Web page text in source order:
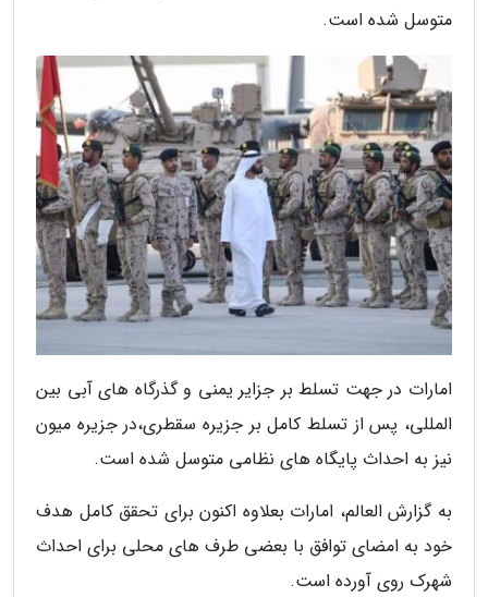
متوسل شده است.
امارات در جهت تسلط بر جزایر یمنی و گذرگاه های آبی بین
المللی، پس از تسلط کامل بر جزیره سقطری،در جزیره میون
نیز به احداث پایگاه های نظامی متوسل شده است.
به گزارش العالم، امارات بعلاوه اکنون برای تحقق کامل هدف
خود به امضای توافق با بعضی طرف های محلی برای احداث
شهرک روی آورده است.